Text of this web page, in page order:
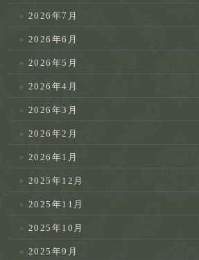
2026年7月
2026年6月
2026年5月
2026年4月
2026年3月
2026年2月
2026年1月
2025年12月
2025年11月
2025年10月
2025年9月